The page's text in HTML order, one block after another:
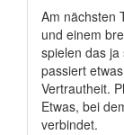
Am nächsten
und einem
spielen das ja
passiert
Vertrautheit.
Etwas, bei
verbindet.